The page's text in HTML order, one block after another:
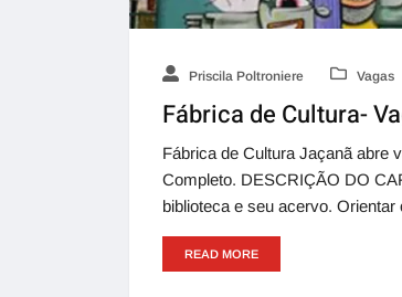
Priscila Poltroniere Vagas
Fábrica de Cultura-
Fábrica de Cultura Jaçanã abre
Completo. DESCRIÇÃO DO
biblioteca e seu acervo. Orientar
READ MORE